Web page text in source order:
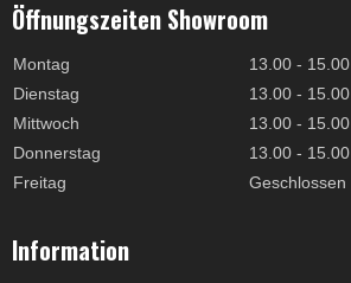
Öffnungszeiten Showroom
Montag
13.00 - 15.00
Dienstag
13.00 - 15.00
Mittwoch
13.00 - 15.00
Donnerstag
13.00 - 15.00
Freitag
Geschlossen
Information